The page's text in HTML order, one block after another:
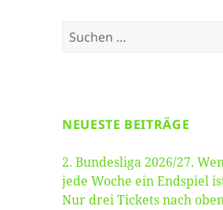
Suche
nach:
NEUESTE BEITRÄGE
2. Bundesliga 2026/27.
jede Woche ein Endspiel
Nur drei Tickets nach